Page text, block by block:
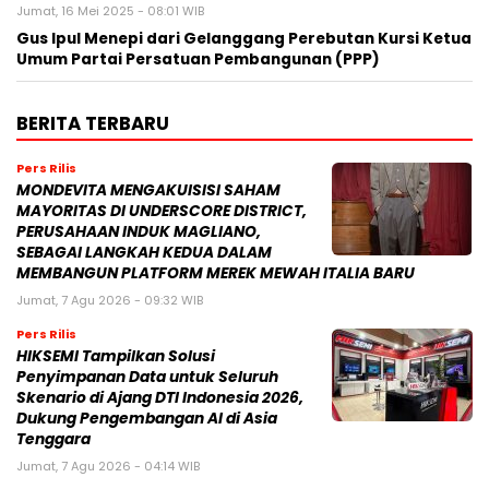
Jumat, 16 Mei 2025 - 08:01 WIB
Gus Ipul Menepi dari Gelanggang Perebutan Kursi Ketua
Umum Partai Persatuan Pembangunan (PPP)
BERITA TERBARU
Pers Rilis
MONDEVITA MENGAKUISISI SAHAM
MAYORITAS DI UNDERSCORE DISTRICT,
PERUSAHAAN INDUK MAGLIANO,
SEBAGAI LANGKAH KEDUA DALAM
MEMBANGUN PLATFORM MEREK MEWAH ITALIA BARU
Jumat, 7 Agu 2026 - 09:32 WIB
Pers Rilis
HIKSEMI Tampilkan Solusi
Penyimpanan Data untuk Seluruh
Skenario di Ajang DTI Indonesia 2026,
Dukung Pengembangan AI di Asia
Tenggara
Jumat, 7 Agu 2026 - 04:14 WIB